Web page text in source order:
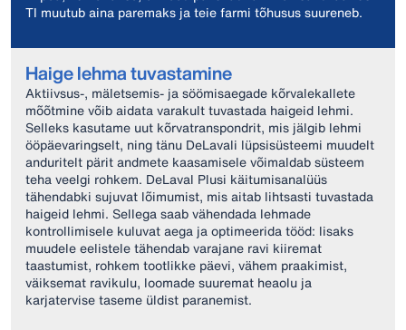
TI muutub aina paremaks ja teie farmi tõhusus suureneb.
Haige lehma tuvastamine
Aktiivsus-, mäletsemis- ja söömisaegade kõrvalekallete
mõõtmine võib aidata varakult tuvastada haigeid lehmi.
Selleks kasutame uut kõrvatranspondrit, mis jälgib lehmi
ööpäevaringselt, ning tänu DeLavali lüpsisüsteemi muudelt
anduritelt pärit andmete kaasamisele võimaldab süsteem
teha veelgi rohkem. DeLaval Plusi käitumisanalüüs
tähendabki sujuvat lõimumist, mis aitab lihtsasti tuvastada
haigeid lehmi. Sellega saab vähendada lehmade
kontrollimisele kuluvat aega ja optimeerida tööd: lisaks
muudele eelistele tähendab varajane ravi kiiremat
taastumist, rohkem tootlikke päevi, vähem praakimist,
väiksemat ravikulu, loomade suuremat heaolu ja
karjatervise taseme üldist paranemist.